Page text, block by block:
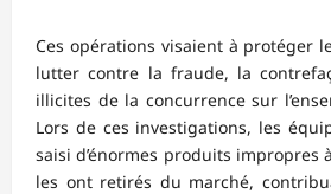
Ces opérations visaient à protéger
lutter contre la fraude, la
illicites de la concurrence sur
Lors de ces investigations, les
saisi d’énormes produits impropres
les ont retirés du marché,